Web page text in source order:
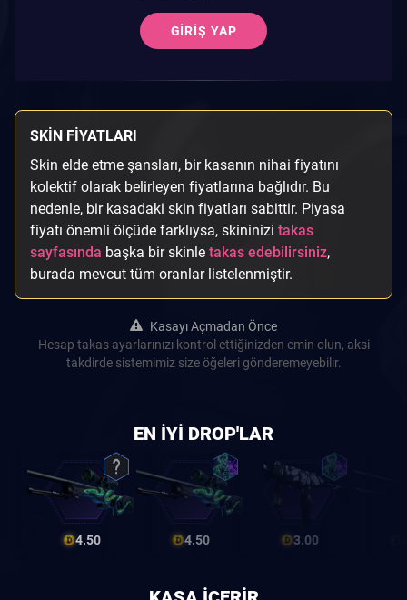
GIRIŞ YAP
SKIN FIYATLARI
Skin elde etme şansları, bir kasanın nihai fiyatını
kolektif olarak belirleyen fiyatlarına bağlıdır. Bu
nedenle, bir kasadaki skin fiyatları sabittir. Piyasa
fiyatı önemli ölçüde farklıysa, skininizi takas
sayfasında başka bir skinle takas edebilirsiniz,
burada mevcut tüm oranlar listelenmiştir.
Kasayı Açmadan Önce
Hesap takas ayarlarınızı kontrol ettiğinizden emin olun, aksi
takdirde sistemimiz size öğeleri gönderemeyebilir.
EN IYI DROP'LAR
4.50 4.50 3.00